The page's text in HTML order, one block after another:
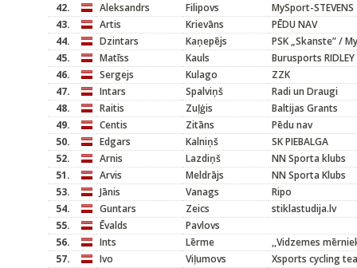
42.
Aleksandrs Filipovs
MySport-STEVENS
43.
Artis Krievāns
PĒDU NAV
44.
Dzintars Kaņepējs
PSK „Skanste” /
45.
Matīss Kauls
Burusports
46.
Sergejs Kulago
ZZK
47.
Intars Spalviņš
Radi un Draugi
48.
Raitis Zuļģis
Baltijas Grants
49.
Centis Zitāns
Pēdu nav
50.
Edgars Kalniņš
SK PIEBALGA
52.
Arnis Lazdiņš
NN Sporta klubs
51.
Arvis Meldrājs
NN Sporta Klubs
53.
Jānis Vanags
Ripo
54.
Guntars Zeics
stiklastudija.lv
55.
Ēvalds
Pavlovs
56.
Ints Lērme
,,Vidzemes
57.
Ivo Viļumovs
Xsports cycling